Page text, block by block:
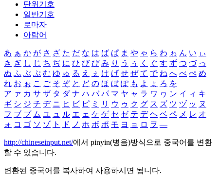
단위기호
일반기호
로마자
아랍어
あ ぁ か が さ ざ た だ な は ば ぱ ま や ゃ ら わ ゎ ん い ぃ
き ぎ し じ ち ぢ に ひ び ぴ み り う ぅ く ぐ す ず つ づ っ
ぬ ふ ぶ ぷ む ゆ ゅ る え ぇ け げ せ ぜ て で ね へ べ ぺ め
れ お ぉ こ ご そ ぞ と ど の ほ ぼ ぽ も よ ょ ろ を
ア ァ カ サ ザ タ ダ ナ ハ バ パ マ ヤ ャ ラ ワ ヮ ン イ ィ キ
ギ シ ジ チ ヂ ニ ヒ ビ ピ ミ リ ウ ゥ ク グ ス ズ ツ ヅ ッ ヌ
フ ブ プ ム ユ ュ ル エ ェ ケ ゲ セ ゼ テ デ ヘ ベ ペ メ レ オ
ォ コ ゴ ソ ゾ ト ド ノ ホ ボ ポ モ ヨ ョ ロ ヲ ―
http://chineseinput.net/에서 pinyin(병음)방식으로 중국어를 변환
할 수 있습니다.
변환된 중국어를 복사하여 사용하시면 됩니다.